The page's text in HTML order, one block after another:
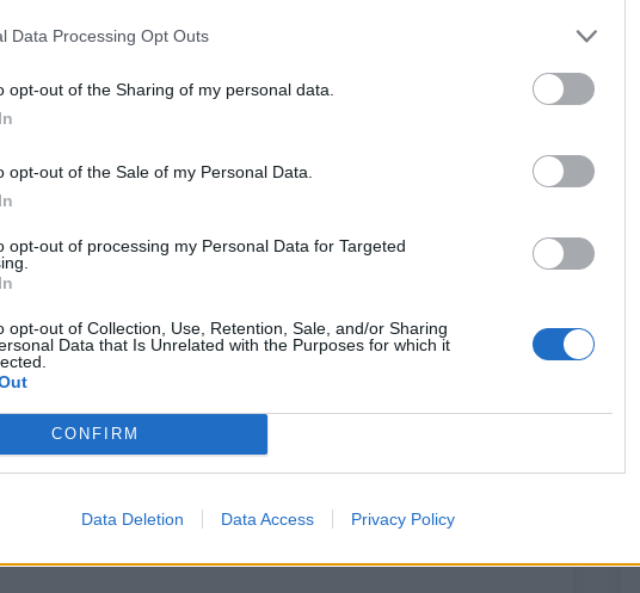
Data Processing Opt Outs
opt-out of the Sharing of my personal data.
opt-out of the Sale of my Personal Data.
opt-out of processing my Personal Data for Targeted
opt-out of Collection, Use, Retention, Sale, and/or Sharing
Data that Is Unrelated with the Purposes for which it
CONFIRM
Data Deletion Data Access Privacy Policy
για το φυσικό αέριο, αφορούν νέες
αγωγών που καταλήγουν στο έδαφος της ΕΕ οι
τεθούν σε ισχύ οι τροπολογίες αυτές
γίνονται εξαιρέσεις. Ο Ματίας Βάρινγκ θεωρεί
σ’ αυτά τα «παλαιά» έργα, επειδή η απόφαση για
με βάση την προγενέστερη νομοθεσία και
στην ευρωπαϊκή οδηγία, είχαν ήδη επενδυθεί
δολάρια.
τον Ζαν Κλοντ Γιούνκερ να απαντήσει
έως τις 13 Μαΐου.